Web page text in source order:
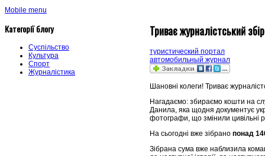
Mobile menu
Категорії блогу
Суспільство
Культура
Спорт
Журналістика
Триває журналістський
туристический портал
автомобильный журнал
Шановні колеги! Триває
Нагадаємо: збираємо кошти на
Данила, яка щодня документує
фотографи, що змінили цивільні
На сьогодні вже зібрано понад
Зібрана сума вже наблизила